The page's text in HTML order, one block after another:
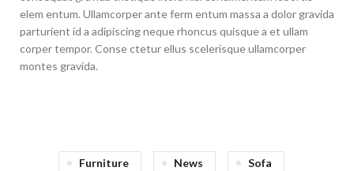
elem entum. Ullamcorper ante ferm entum massa a dolor gravida
parturient id a adipiscing neque rhoncus quisque a et ullam
corper tempor. Conse ctetur ellus scelerisque ullamcorper
montes gravida.
Furniture News Sofa